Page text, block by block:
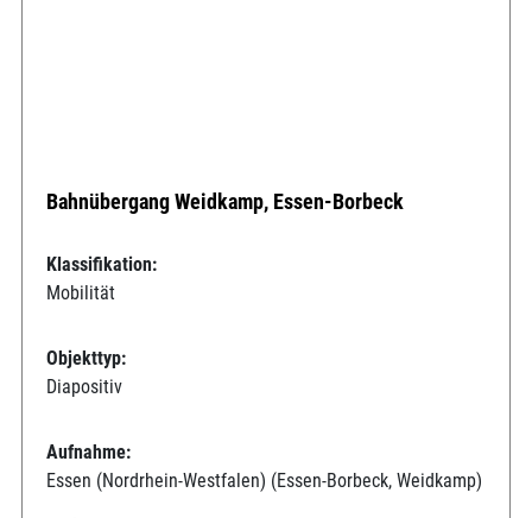
Bahnübergang Weidkamp, Essen-Borbeck
Klassifikation:
Mobilität
Objekttyp:
Diapositiv
Aufnahme:
Essen (Nordrhein-Westfalen) (Essen-Borbeck, Weidkamp)